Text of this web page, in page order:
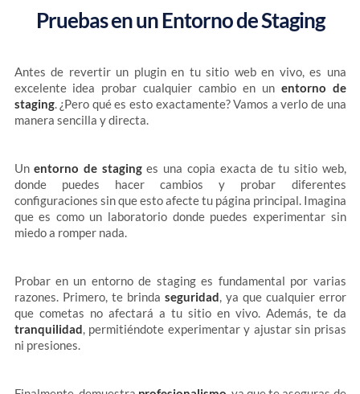
Pruebas en un Entorno de Staging
Antes de revertir un plugin en tu sitio web en vivo, es una
excelente idea probar cualquier cambio en un entorno de
staging. ¿Pero qué es esto exactamente? Vamos a verlo de una
manera sencilla y directa.
Unentorno de staginges una copia exacta de tu sitio web,
donde puedes hacer cambios y probar diferentes
configuraciones sin que esto afecte tu página principal. Imagina
que es como un laboratorio donde puedes experimentar sin
miedo a romper nada.
Probar en un entorno de staging es fundamental por varias
razones. Primero, te brinda seguridad, ya que cualquier error
que cometas no afectará a tu sitio en vivo. Además, te da
tranquilidad, permitiéndote experimentar y ajustar sin prisas
ni presiones.